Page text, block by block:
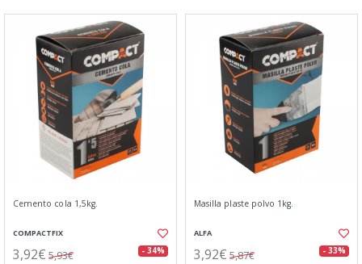
Cemento cola 1,5kg.
COMPACTFIX
3,92€ 5,93€ - 34%
Masilla plaste polvo 1kg.
ALFA
3,92€ 5,87€ - 33%